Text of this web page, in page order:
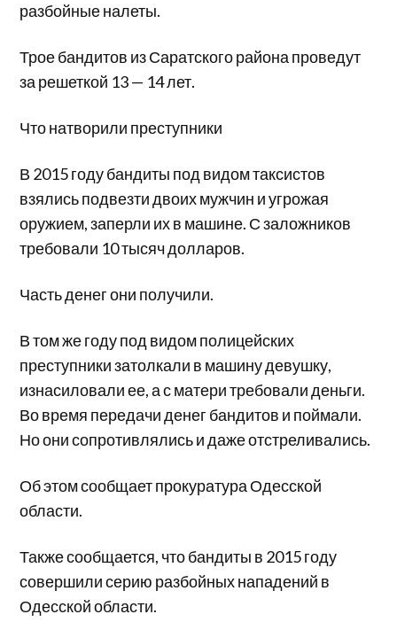
разбойные налеты.
Трое бандитов из Саратского района проведут
за решеткой 13 — 14 лет.
Что натворили преступники
В 2015 году бандиты под видом таксистов
взялись подвезти двоих мужчин и угрожая
оружием, заперли их в машине. С заложников
требовали 10 тысяч долларов.
Часть денег они получили.
В том же году под видом полицейских
преступники затолкали в машину девушку,
изнасиловали ее, а с матери требовали деньги.
Во время передачи денег бандитов и поймали.
Но они сопротивлялись и даже отстреливались.
Об этом сообщает прокуратура Одесской
области.
Также сообщается, что бандиты в 2015 году
совершили серию разбойных нападений в
Одесской области.